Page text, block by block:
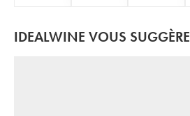
IDEALWINE VOUS SUGGÈRE